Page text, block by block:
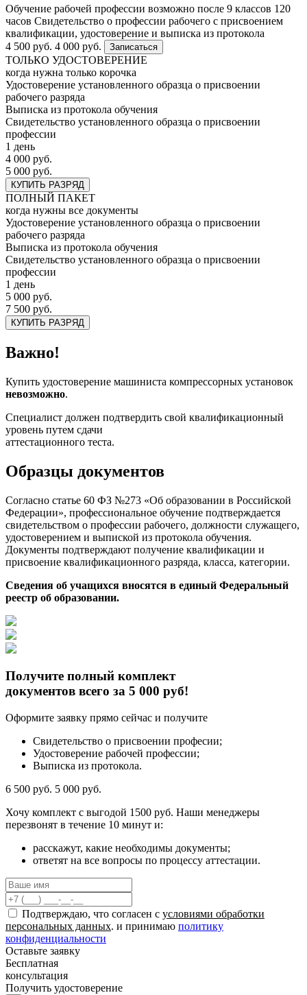
Обучение рабочей профессии возможно после 9 классов 120
часов Свидетельство о профессии рабочего с присвоением
квалификации, удостоверение и выписка из протокола
4 500 руб. 4 000 руб. Записаться
ТОЛЬКО УДОСТОВЕРЕНИЕ
когда нужна только корочка
Удостоверение установленного образца о присвоении
рабочего разряда
Выписка из протокола обучения
Свидетельство установленного образца о присвоении
профессии
1 день
4 000 руб.
5 000 руб.
КУПИТЬ РАЗРЯД
ПОЛНЫЙ ПАКЕТ
когда нужны все документы
Удостоверение установленного образца о присвоении
рабочего разряда
Выписка из протокола обучения
Свидетельство установленного образца о присвоении
профессии
1 день
5 000 руб.
7 500 руб.
КУПИТЬ РАЗРЯД
Важно!
Купить удостоверение машиниста компрессорных установок
невозможно.
Специалист должен подтвердить свой квалификационный
уровень путем сдачи
аттестационного теста.
Образцы документов
Согласно статье 60 ФЗ №273 «Об образовании в Российской
Федерации», профессиональное обучение подтверждается
свидетельством о профессии рабочего, должности служащего,
удостоверением и выпиской из протокола обучения.
Документы подтверждают получение квалификации и
присвоение квалификационного разряда, класса, категории.
Сведения об учащихся вносятся в единый Федеральный
реестр об образовании.
Получите полный комплект
документов всего за 5 000 руб!
Оформите заявку прямо сейчас и получите
Свидетельство о присвоении професии;
Удостоверение рабочей профессии;
Выписка из протокола.
6 500 руб. 5 000 руб.
Хочу комплект с выгодой 1500 руб. Наши менеджеры
перезвонят в течение 10 минут и:
расскажут, какие необходимы документы;
ответят на все вопросы по процессу аттестации.
Подтверждаю, что согласен с условиями обработки
персональных данных. и принимаю политику
конфиденциальности
Оставьте заявку
Бесплатная
консультация
Получить удостоверение